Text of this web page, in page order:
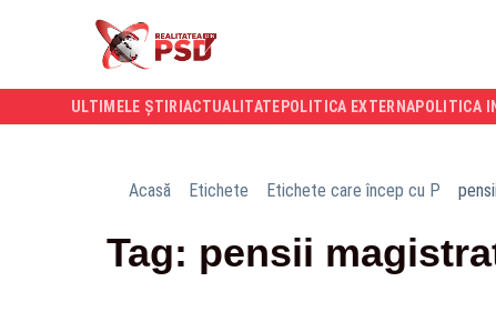
ULTIMELE ȘTIRI ACTUALITATE POLITICA EXTERNAPOLITICA
Acasă Etichete Etichete care încep cu P
Tag: pensii